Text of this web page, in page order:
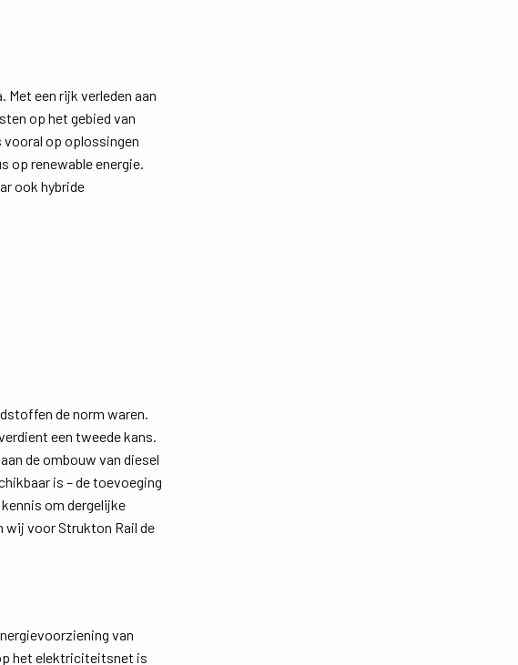
een rijk verleden aan
op het gebied van
op oplossingen
op renewable energie.
ook hybride
de norm waren.
een tweede kans.
de ombouw van diesel
is – de toevoeging
om dergelijke
wij voor Strukton Rail de
van
het elektriciteitsnet is